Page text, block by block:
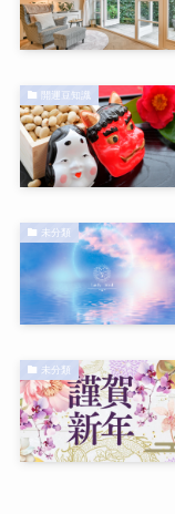
開運豆知識
未分類
未分類